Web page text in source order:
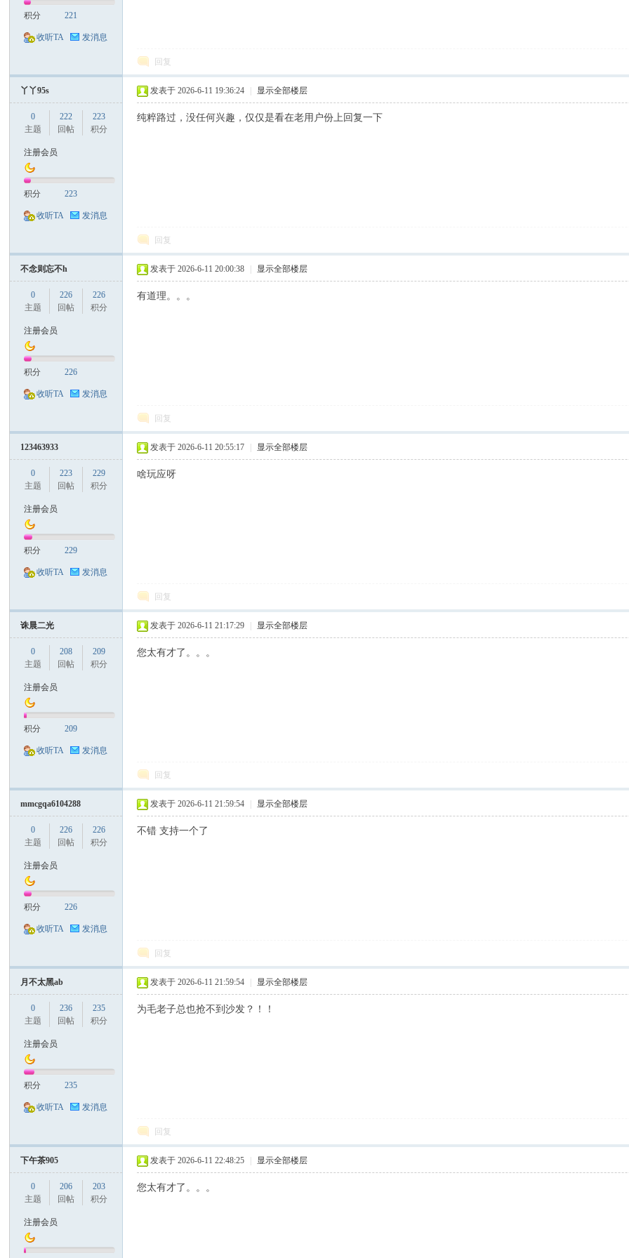
积分 221
收听TA 发消息
回复
丫丫95s
0
主题
222
回帖
223
积分
注册会员
积分 223
收听TA 发消息
发表于 2026-6-11 19:36:24 显示全部楼层
纯粹路过，没任何兴趣，仅仅是看在老用户份上回复一下
回复
不念则忘不h
0
主题
226
回帖
226
积分
注册会员
积分 226
收听TA 发消息
发表于 2026-6-11 20:00:38 显示全部楼层
有道理。。。
回复
123463933
0
主题
223
回帖
229
积分
注册会员
积分 229
收听TA 发消息
发表于 2026-6-11 20:55:17 显示全部楼层
啥玩应呀
回复
诛晨二光
0
主题
208
回帖
209
积分
注册会员
积分 209
收听TA 发消息
发表于 2026-6-11 21:17:29 显示全部楼层
您太有才了。。。
回复
mmcgqa6104288
0
主题
226
回帖
226
积分
注册会员
积分 226
收听TA 发消息
发表于 2026-6-11 21:59:54 显示全部楼层
不错 支持一个了
回复
月不太黑ab
0
主题
236
回帖
235
积分
注册会员
积分 235
收听TA 发消息
发表于 2026-6-11 21:59:54 显示全部楼层
为毛老子总也抢不到沙发？！！
回复
下午茶905
0
主题
206
回帖
203
积分
注册会员
发表于 2026-6-11 22:48:25 显示全部楼层
您太有才了。。。